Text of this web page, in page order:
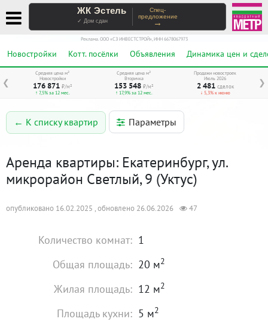
ЖК Эстель
✓ Дом сдан
Спец-
предложение
→
Реклама. ООО «СЗ ИНВЕСТСТРОЙ», ИНН 6678067973
Новостройки Котт. посёлки Объявления Динамика цен и
❮ ❯
Средняя цена м²
Новостройки
176 871 ₽/м²
↑ 7,5% за 12 мес.
Средняя цена м²
Вторичка
153 548 ₽/м²
↑ 17,9% за 12 мес.
Продажи новостроек
Июль 2026
2 481 сделок
↓ 5,3% к июню
← К списку квартир Параметры
Аренда квартиры: Екатеринбург, ул.
микрорайон Светлый, 9 (Уктус)
опубликовано 16.02.2025 , обновлено 26.06.2026 47
Количество комнат: 1
Общая площадь: 20 м2
Жилая площадь: 12 м2
Площадь кухни: 5 м2